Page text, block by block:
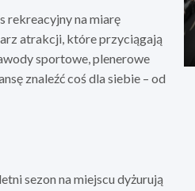
rekreacyjny na miarę
atrakcji, które przyciągają
sportowe, plenerowe
znaleźć coś dla siebie – od
sezon na miejscu dyżurują